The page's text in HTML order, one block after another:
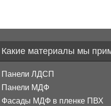
Какие материалы мы
Панели ЛДСП
Панели МДФ
Фасады МДФ в пленке ПВХ